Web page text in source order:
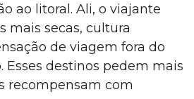
ao litoral. Ali, o viajante
mais secas, cultura
de viagem fora do
Esses destinos pedem mais
recompensam com